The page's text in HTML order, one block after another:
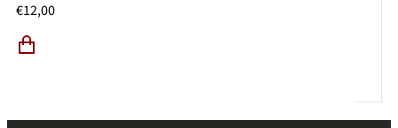
€12,00